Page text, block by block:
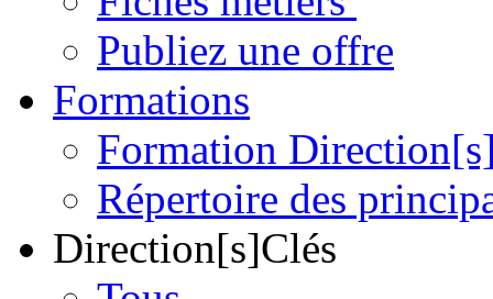
Publiez une offre
Formations
Formation
Répertoire des
Direction[s]Clés